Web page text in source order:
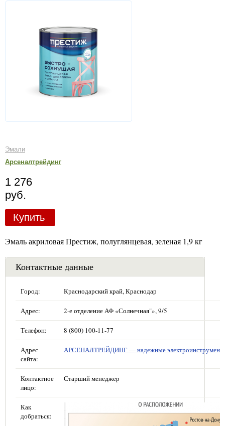
Эмали
Арсеналтрейдинг
1 276
руб.
Купить
Эмаль акриловая Престиж, полуглянцевая, зеленая 1,9 кг
Контактные данные
Город: Краснодарский край, Краснодар
Адрес: 2-е отделение АФ «Солнечная"», 9/5
Телефон: 8 (800) 100-11-77
Адрес
сайта:
АРСЕНАЛТРЕЙДИНГ — надежные
Контактное
лицо:
Старший менеджер
Как
добраться: